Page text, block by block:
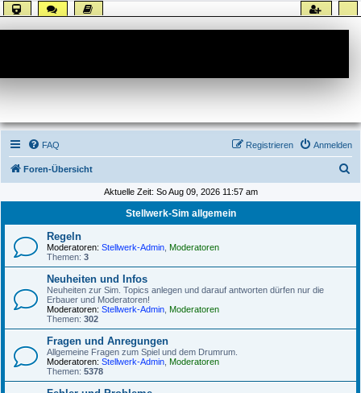
FAQ Anmelden
Registrieren
Foren-Übersicht
h
Aktuelle Zeit: So Aug 09, 2026 11:57 am
Stellwerk-Sim allgemein
Regeln
Moderatoren: Stellwerk-Admin Moderatoren
Themen: 3
Neuheiten und Infos
Neuheiten zur Sim. Topics anlegen und darauf antworten dürfen nur die
Erbauer und Moderatoren!
Moderatoren: Stellwerk-Admin Moderatoren
Themen: 302
Fragen und Anregungen
Allgemeine Fragen zum Spiel und dem Drumrum.
Moderatoren: Stellwerk-Admin Moderatoren
Themen: 5378